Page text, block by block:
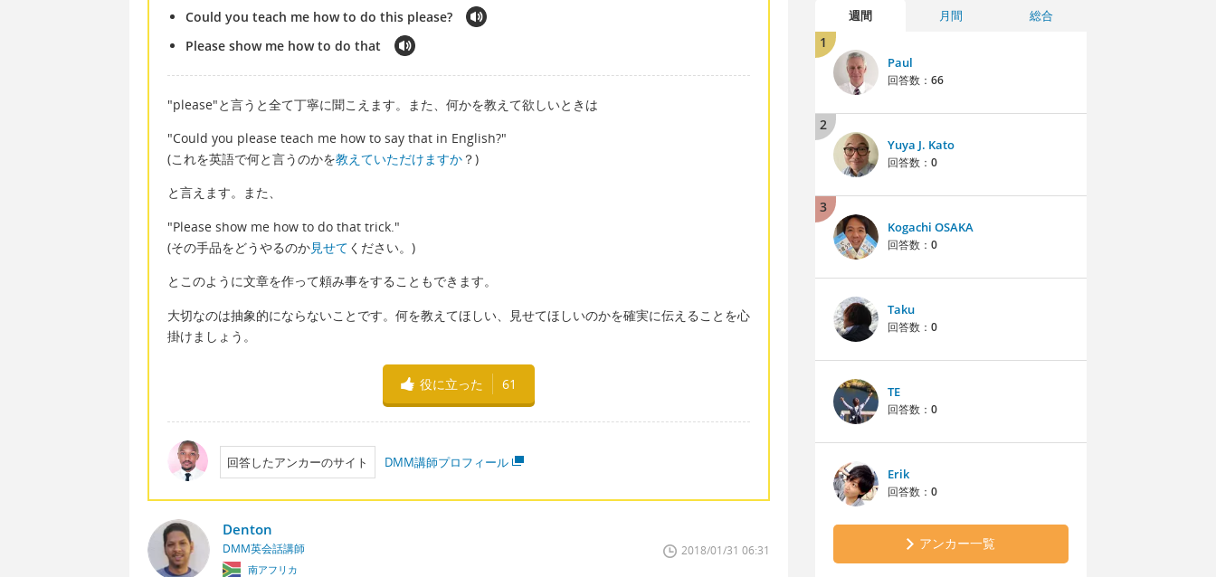
Could you teach me how to do this please?
Please show me how to do that
"please"と言うと全て丁寧に聞こえます。また、何かを教えて欲しいときは
"Could you please teach me how to say that in English?"
(これを英語で何と言うのかを教えていただけますか ？)
と言えます。また、
"Please show me how to do that trick."
(その手品をどうやるのか見せて ください。)
とこのように文章を作って頼み事をすることもできます。
大切なのは抽象的にならないことです。何を教えてほしい、見せてほしいのかを確実に伝えることを心
掛けましょう。
役に立った 61
回答したアンカーのサイト DMM講師プロフィール
Denton
DMM英会話講師
南アフリカ
2018/01/31 06:31
週間 月間 総合
1
Paul
回答数： 66
2
Yuya J. Kato
回答数： 0
3
Kogachi OSAKA
回答数： 0
Taku
回答数： 0
TE
回答数： 0
Erik
回答数： 0
アンカー一覧